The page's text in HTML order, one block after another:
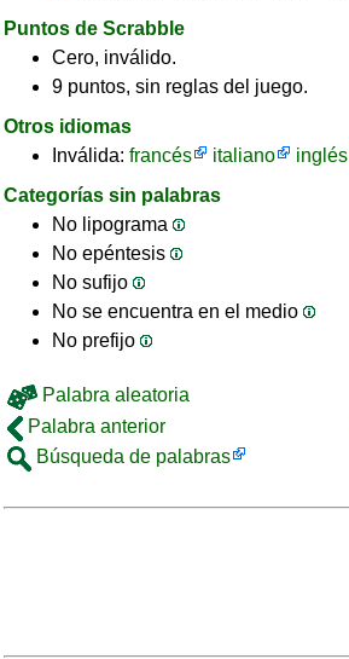
Puntos de Scrabble
Cero, inválido.
9 puntos, sin reglas del juego.
Otros idiomas
Inválida: francés italiano inglés
Categorías sin palabras
No lipograma
No epéntesis
No sufijo
No se encuentra en el medio
No prefijo
Palabra aleatoria
Palabra anterior
Búsqueda de palabras